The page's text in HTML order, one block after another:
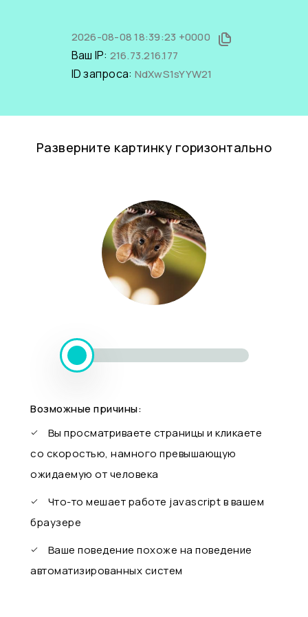
2026-08-08 18:39:23 +0000
Ваш IP: 216.73.216.177
ID запроса: NdXwS1sYYW21
Разверните картинку горизонтально
Возможные причины:
Вы просматриваете страницы и кликаете
со скоростью, намного превышающую
ожидаемую от человека
Что-то мешает работе javascript в вашем
браузере
Ваше поведение похоже на поведение
автоматизированных систем